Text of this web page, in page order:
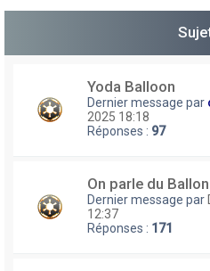
Yoda Balloon
Dernier message par
2025 18:18
Réponses : 97
On parle du
Dernier message par
12:37
Réponses : 171